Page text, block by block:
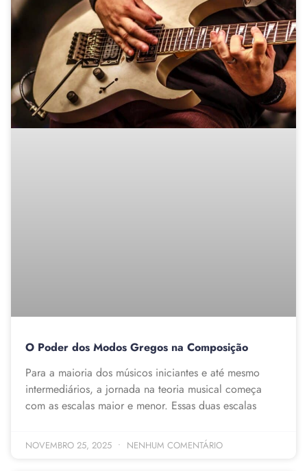
O Poder dos Modos Gregos na Composição
Para a maioria dos músicos iniciantes e até mesmo
intermediários, a jornada na teoria musical começa
com as escalas maior e menor. Essas duas escalas
NOVEMBRO 25, 2025 NENHUM COMENTÁRIO